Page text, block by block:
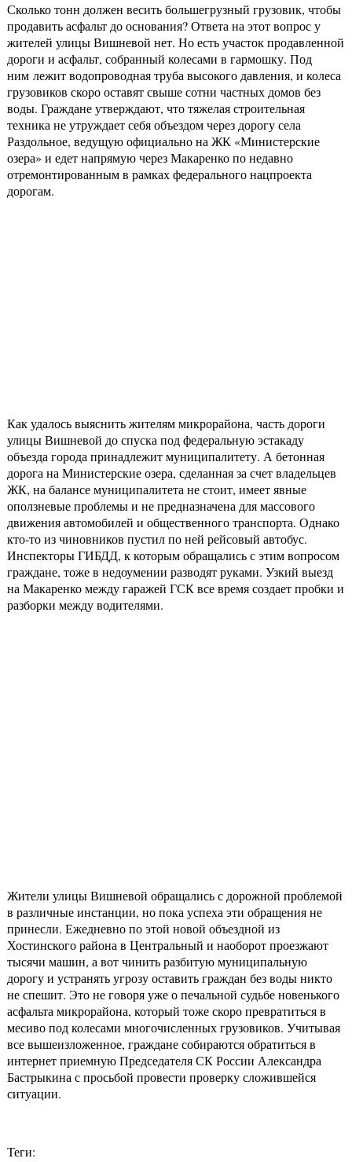
Сколько тонн должен весить большегрузный грузовик, чтобы
продавить асфальт до основания? Ответа на этот вопрос у
жителей улицы Вишневой нет. Но есть участок продавленной
дороги и асфальт, собранный колесами в гармошку. Под
ним лежит водопроводная труба высокого давления, и колеса
грузовиков скоро оставят свыше сотни частных домов без
воды. Граждане утверждают, что тяжелая строительная
техника не утруждает себя объездом через дорогу села
Раздольное, ведущую официально на ЖК «Министерские
озера» и едет напрямую через Макаренко по недавно
отремонтированным в рамках федерального нацпроекта
дорогам.
Как удалось выяснить жителям микрорайона, часть дороги
улицы Вишневой до спуска под федеральную эстакаду
объезда города принадлежит муниципалитету. А бетонная
дорога на Министерские озера, сделанная за счет владельцев
ЖК, на балансе муниципалитета не стоит, имеет явные
оползневые проблемы и не предназначена для массового
движения автомобилей и общественного транспорта. Однако
кто-то из чиновников пустил по ней рейсовый автобус.
Инспекторы ГИБДД, к которым обращались с этим вопросом
граждане, тоже в недоумении разводят руками. Узкий выезд
на Макаренко между гаражей ГСК все время создает пробки и
разборки между водителями.
Жители улицы Вишневой обращались с дорожной проблемой
в различные инстанции, но пока успеха эти обращения не
принесли. Ежедневно по этой новой объездной из
Хостинского района в Центральный и наоборот проезжают
тысячи машин, а вот чинить разбитую муниципальную
дорогу и устранять угрозу оставить граждан без воды никто
не спешит. Это не говоря уже о печальной судьбе новенького
асфальта микрорайона, который тоже скоро превратиться в
месиво под колесами многочисленных грузовиков. Учитывая
все вышеизложенное, граждане собираются обратиться в
интернет приемную Председателя СК России Александра
Бастрыкина с просьбой провести проверку сложившейся
ситуации.
Теги: